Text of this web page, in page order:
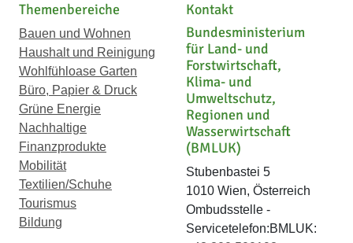
Themenbereiche
Bauen und Wohnen
Haushalt und Reinigung
Wohlfühloase Garten
Büro, Papier & Druck
Grüne Energie
Nachhaltige
Finanzprodukte
Mobilität
Textilien/Schuhe
Tourismus
Bildung
Kontakt
Bundesministerium
für Land- und
Forstwirtschaft,
Klima- und
Umweltschutz,
Regionen und
Wasserwirtschaft
(BMLUK)
Stubenbastei 5
1010 Wien, Österreich
Ombudsstelle -
Servicetelefon:BMLUK: